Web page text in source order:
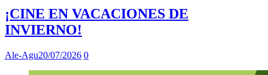
¡CINE EN VACACIONES DE
INVIERNO!
Ale-Agu20/07/2026 0